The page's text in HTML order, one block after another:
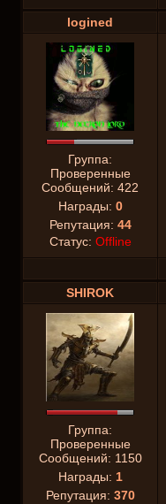
logined
Группа:
Проверенные
Сообщений: 422
Награды: 0
Репутация: 44
Статус: Offline
SHIROK
Группа:
Проверенные
Сообщений: 1150
Награды: 1
Репутация: 370